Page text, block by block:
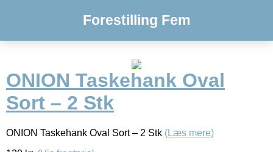
Forestilling Fem
ONION Taskehank Oval
Sort – 2 Stk
ONION Taskehank Oval Sort – 2 Stk (Læs mere)